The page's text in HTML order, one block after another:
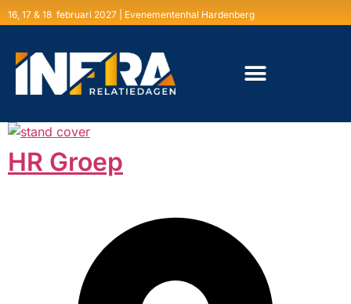
16, 17 & 18 februari 2027 | Evenementenhal Hardenberg
HR Groep